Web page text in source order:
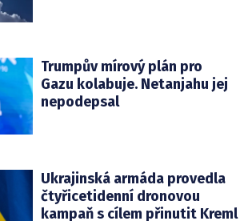
Trumpův mírový plán pro
Gazu kolabuje. Netanjahu jej
nepodepsal
Ukrajinská armáda provedla
čtyřicetidenní dronovou
kampaň s cílem přinutit Kreml